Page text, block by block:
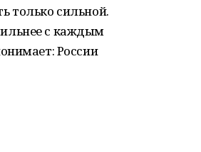
только сильной.
с каждым
России